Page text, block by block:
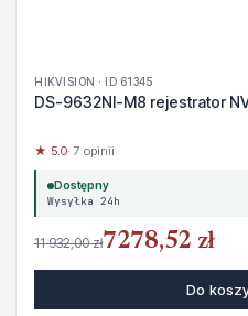
HIKVISION · ID 61345
DS-9632NI-M8 rejestrator
★ 5.0· 7 opinii
Dostępny
Wysyłka 24h
11 932,00 zł7278,52 zł
Do